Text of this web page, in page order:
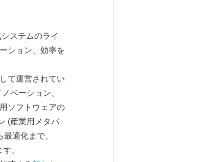
ステムのライ
ション、効率を
て運営されてい
ベーション、
ソフトウェアの
(産業用メタバ
適化まで、
。